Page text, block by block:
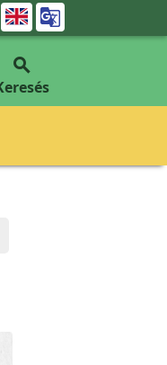

